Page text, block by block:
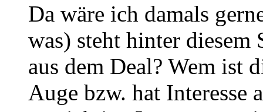
Da wäre ich damals
was) steht hinter diesem
aus dem Deal? Wem ist
Auge bzw. hat Interesse